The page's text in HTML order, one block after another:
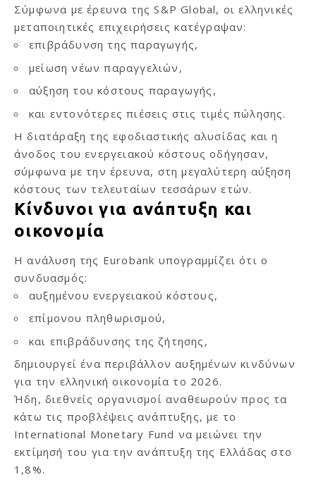
Σύμφωνα με έρευνα της S&P Global, οι ελληνικές
μεταποιητικές επιχειρήσεις κατέγραψαν:
επιβράδυνση της παραγωγής,
μείωση νέων παραγγελιών,
αύξηση του κόστους παραγωγής,
και εντονότερες πιέσεις στις τιμές πώλησης.
Η διατάραξη της εφοδιαστικής αλυσίδας και η
άνοδος του ενεργειακού κόστους οδήγησαν,
σύμφωνα με την έρευνα, στη μεγαλύτερη αύξηση
κόστους των τελευταίων τεσσάρων ετών.
Κίνδυνοι για ανάπτυξη και
οικονομία
Η ανάλυση της Eurobank υπογραμμίζει ότι ο
συνδυασμός:
αυξημένου ενεργειακού κόστους,
επίμονου πληθωρισμού,
και επιβράδυνσης της ζήτησης,
δημιουργεί ένα περιβάλλον αυξημένων κινδύνων
για την ελληνική οικονομία το 2026.
Ήδη, διεθνείς οργανισμοί αναθεωρούν προς τα
κάτω τις προβλέψεις ανάπτυξης, με το
International Monetary Fund να μειώνει την
εκτίμησή του για την ανάπτυξη της Ελλάδας στο
1,8%.